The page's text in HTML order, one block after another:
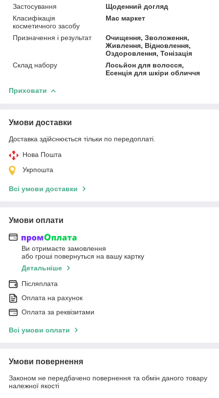
Застосування
Щоденний догляд
Класифікація
косметичного засобу
Мас маркет
Призначення і результат
Очищення, Зволоження,
Живлення, Відновлення,
Оздоровлення, Тонізація
Склад набору
Лосьйон для волосся,
Есенція для шкіри обличчя
Приховати
Умови доставки
Доставка здійснюється тільки по передоплаті.
Нова Пошта
Укрпошта
Всі умови доставки
Умови оплати
Ви отримаєте замовлення
або гроші повернуться на вашу картку
Детальніше
Післяплата
Оплата на рахунок
Оплата за реквізитами
Всі умови оплати
Умови повернення
Законом не передбачено повернення та обмін даного товару
належної якості